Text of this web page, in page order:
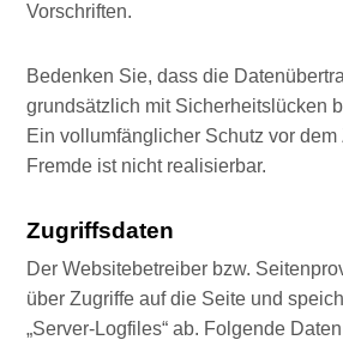
Vorschriften.
Bedenken Sie, dass die
grundsätzlich mit Sicherheitslücken
Ein vollumfänglicher Schutz vor dem
Fremde ist nicht realisierbar.
Zugriffsdaten
Der Websitebetreiber bzw.
über Zugriffe auf die Seite und
„Server-Logfiles“ ab. Folgende